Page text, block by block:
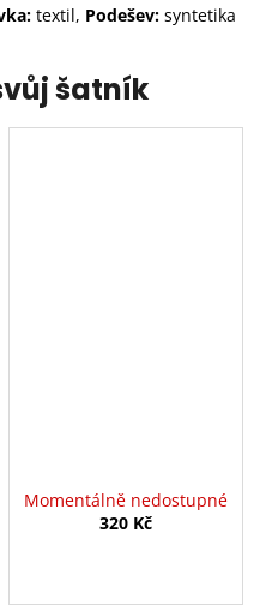
textil, Podešev: syntetika
šatník
Momentálně nedostupné
320 Kč